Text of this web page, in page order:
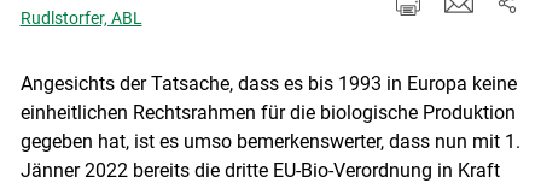
Rudlstorfer, ABL
Angesichts der Tatsache, dass es bis 1993 in Europa keine
einheitlichen Rechtsrahmen für die biologische Produktion
gegeben hat, ist es umso bemerkenswerter, dass nun mit 1.
Jänner 2022 bereits die dritte EU-Bio-Verordnung in Kraft